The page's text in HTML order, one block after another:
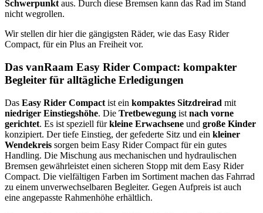
Schwerpunkt aus. Durch diese Bremsen kann das Rad im Stand
nicht wegrollen.
Wir stellen dir hier die gängigsten Räder, wie das Easy Rider
Compact, für ein Plus an Freiheit vor.
Das vanRaam Easy Rider Compact: kompakter
Begleiter für alltägliche Erledigungen
Das Easy Rider Compact ist ein kompaktes Sitzdreirad mit
niedriger Einstiegshöhe. Die Tretbewegung ist nach vorne
gerichtet. Es ist speziell fürkleine Erwachsene und große Kinder
konzipiert. Der tiefe Einstieg, der gefederte Sitz und ein kleiner
Wendekreis sorgen beim Easy Rider Compact für ein gutes
Handling. Die Mischung aus mechanischen und hydraulischen
Bremsen gewährleistet einen sicheren Stopp mit dem Easy Rider
Compact. Die vielfältigen Farben im Sortiment machen das Fahrrad
zu einem unverwechselbaren Begleiter. Gegen Aufpreis ist auch
eine angepasste Rahmenhöhe erhältlich.